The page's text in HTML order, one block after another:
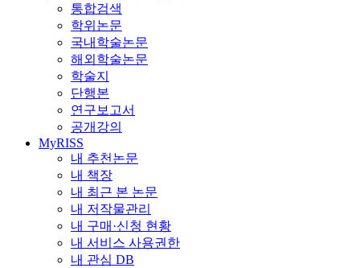
통합검색
학위논문
국내학술논문
해외학술논문
학술지
단행본
연구보고서
공개강의
MyRISS
내 추천논문
내 책장
내 최근 본 논문
내 저작물관리
내 구매·신청 현황
내 서비스 사용권한
내 관심 DB